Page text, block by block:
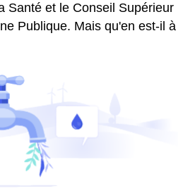
Santé et le Conseil Supérieur
Publique. Mais qu'en est-il à